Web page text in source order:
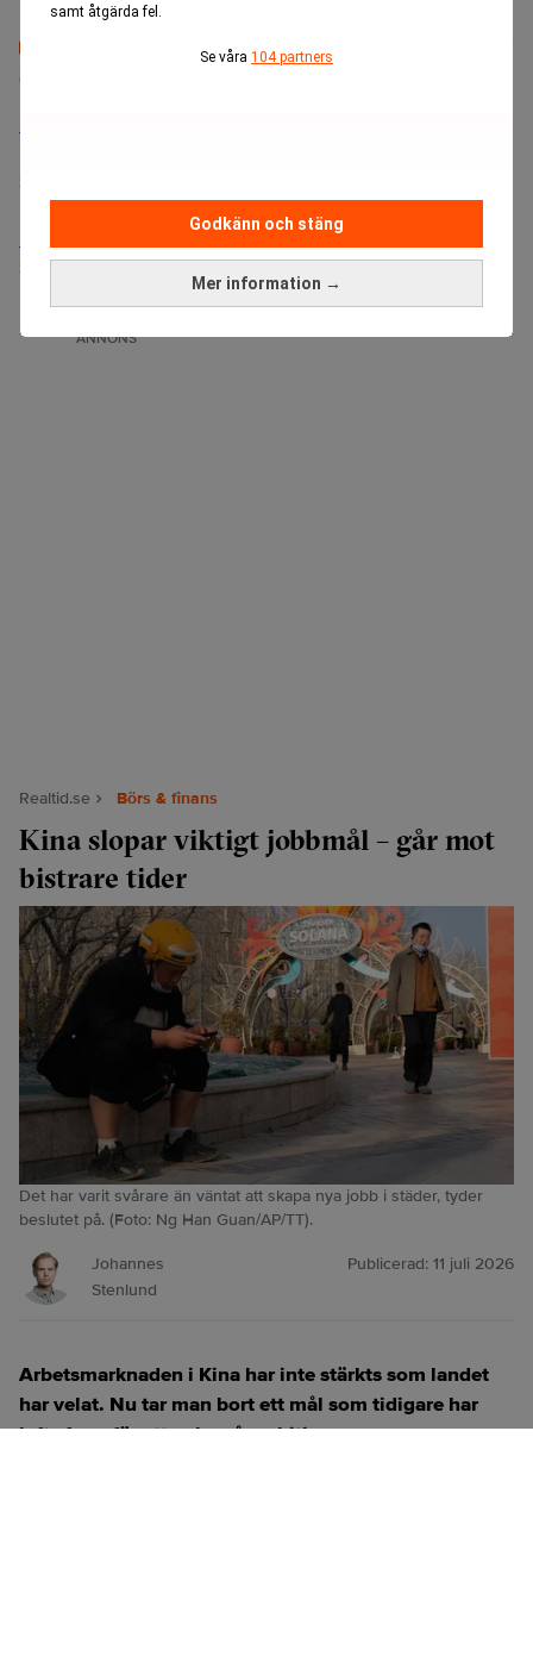
samt åtgärda fel.
Se våra 104 partners
Mer information →
Godkänn och stäng
Senaste lediga jobben
Sista ansökningsdag:
Medarbetare inom Intern styrning och kontroll till Alecta
Sista ansökningsdag:13/06/2026
ANNONS
Realtid.se Börs & finans
Kina slopar viktigt jobbmål – går mot
bistrare tider
Det har varit svårare än väntat att skapa nya jobb i städer, tyder
beslutet på. (Foto: Ng Han Guan/AP/TT).
Johannes
Stenlund
Publicerad: 11 juli 2026
Arbetsmarknaden i Kina har inte stärkts som landet
har velat. Nu tar man bort ett mål som tidigare har
lyfts fram för att peka på ambition.